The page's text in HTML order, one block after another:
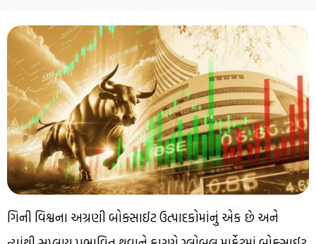
ગિની વિશ્વના અગ્રણી બોક્સાઈટ ઉત્પાદકોમાંનું એક છે અને